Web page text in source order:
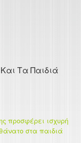
Τα Παιδιά
προσφέρει ισχυρή
στα παιδιά